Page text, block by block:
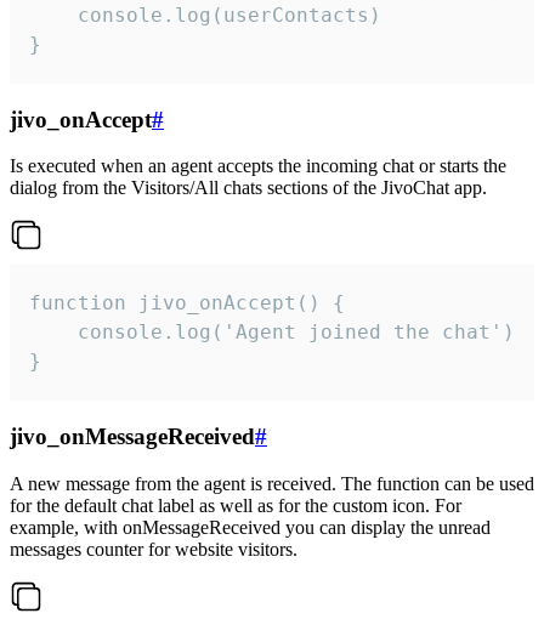
    console.log(userContacts)
}
jivo_onAccept#
Is executed when an agent accepts the incoming chat or starts the
dialog from the Visitors/All chats sections of the JivoChat app.
function jivo_onAccept() {
}
jivo_onMessageReceived#
A new message from the agent is received. The function can be used
for the default chat label as well as for the custom icon. For
example, with onMessageReceived you can display the unread
messages counter for website visitors.